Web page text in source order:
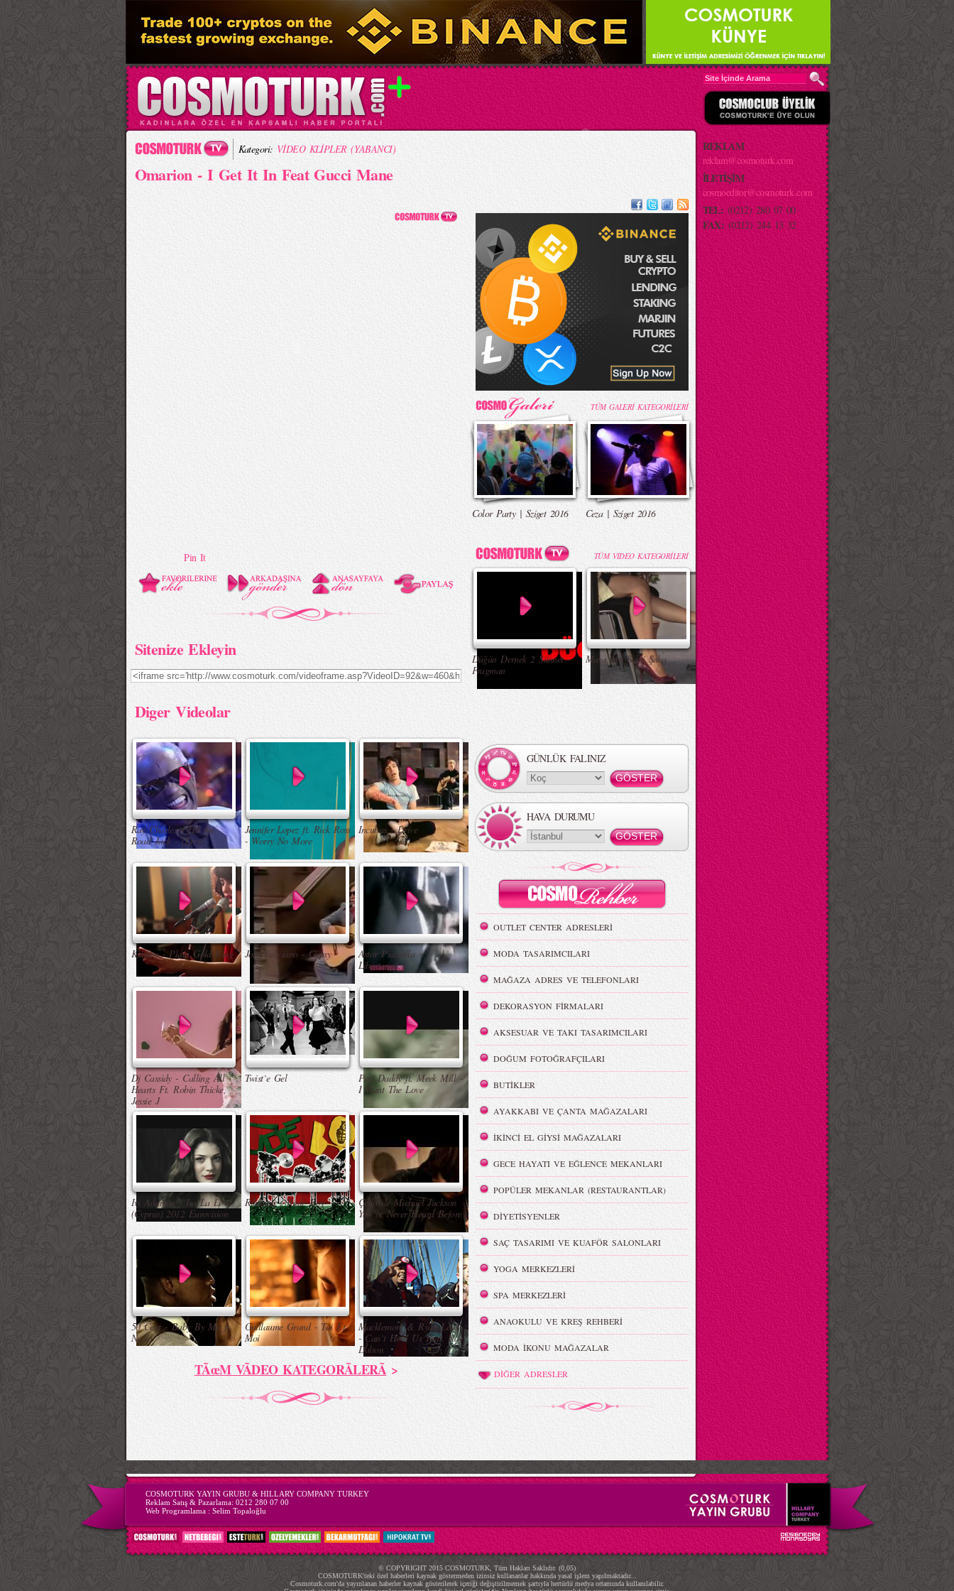
Kategori: VİDEO KLİPLER (YABANCI)
Omarion - I Get It In Feat Gucci Mane
Pin It
Sitenize Ekleyin
Diger Videolar
Ray Charles - Hit the
Road Jack - (Live)
Jennifer Lopez ft. Rick Ross
- Worry No More
Incubus - Drive
Kimbra - Plain Gold Ring Jose Feliciano - Gypsy
Astor Piazzolla –
Libertango
Dj Cassidy - Calling All
Hearts Ft. Robin Thicke,
Jessie J
Twist`e Gel
Puff Daddy ft. Meek Mill -
I Want The Love
Ivi Adamou - La La Love
(Cyprus) 2012 Eurovision
Rihanna - Rude Boy
Çello ile Michael Jackson
You’ve Never Heard Before
50 Cent - Baby By Me ft.
Ne-Yo
Guillaume Grand - Toi Et
Moi
Macklemore & Ryan Lewis
- Can`t Hold Us Feat. Ray
Dalton
TÃœM VÃDEO KATEGORÃLERÃ>
TÜM GALERİ KATEGORİLERİ
Color Party | Sziget 2016 Ceza | Sziget 2016
TÜM VIDEO KATEGORİLERİ
Düğün Dernek 2 Sünnet -
Fragman
Masa Altı Seksi Şaka
GÜNLÜK FALINIZ
HAVA DURUMU
OUTLET CENTER ADRESLERİ
MODA TASARIMCILARI
MAĞAZA ADRES VE TELEFONLARI
DEKORASYON FİRMALARI
AKSESUAR VE TAKI TASARIMCILARI
DOĞUM FOTOĞRAFÇILARI
BUTİKLER
AYAKKABI VE ÇANTA MAĞAZALARI
İKİNCİ EL GİYSİ MAĞAZALARI
GECE HAYATI VE EĞLENCE MEKANLARI
POPÜLER MEKANLAR (RESTAURANTLAR)
DİYETİSYENLER
SAÇ TASARIMI VE KUAFÖR SALONLARI
YOGA MERKEZLERİ
SPA MERKEZLERİ
ANAOKULU VE KREŞ REHBERİ
MODA İKONU MAĞAZALAR
DİĞER ADRESLER
REKLAM
reklam@cosmoturk.com
İLETİŞİM
cosmoeditor@cosmoturk.com
TEL: (0212) 280 07 00
FAX: (0212) 244 13 32
-->
COSMOTURK YAYIN GRUBU & HILLARY COMPANY TURKEY
Reklam Satış & Pazarlama: 0212 280 07 00
Web Programlama : Selim Topaloğlu
© COPYRIGHT 2015 COSMOTURK, Tüm Hakları Saklıdır. (0,05)
COSMOTURK'teki özel haberleri kaynak göstermeden izinsiz kullananlar hakkında yasal işlem yapılmaktadır...
Cosmoturk.com'da yayınlanan haberler kaynak gösterilerek içeriği değiştirilmemek şartıyla hertürlü medya ortamında kullanılabilir.